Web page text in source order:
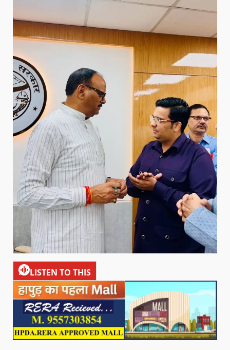
LISTEN TO THIS